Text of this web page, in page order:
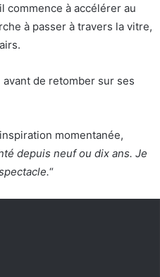
commence à accélérer au
à passer à travers la vitre,
de retomber sur ses
momentanée,
depuis neuf ou dix ans. Je
“